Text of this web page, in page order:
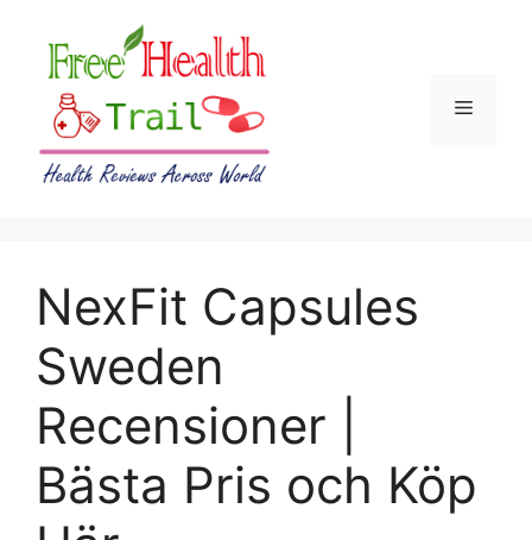
content
Menu
NexFit Capsules
Sweden
Recensioner |
Bästa Pris och Köp